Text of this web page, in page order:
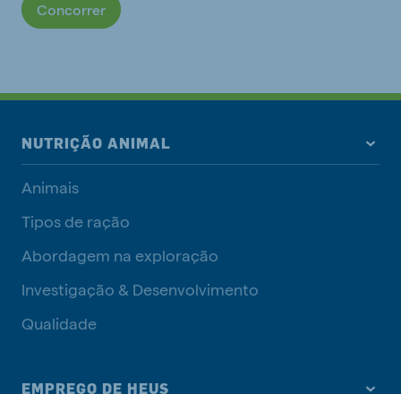
Concorrer
NUTRIÇÃO ANIMAL
Animais
Tipos de ração
Abordagem na exploração
Investigação & Desenvolvimento
Qualidade
EMPREGO DE HEUS